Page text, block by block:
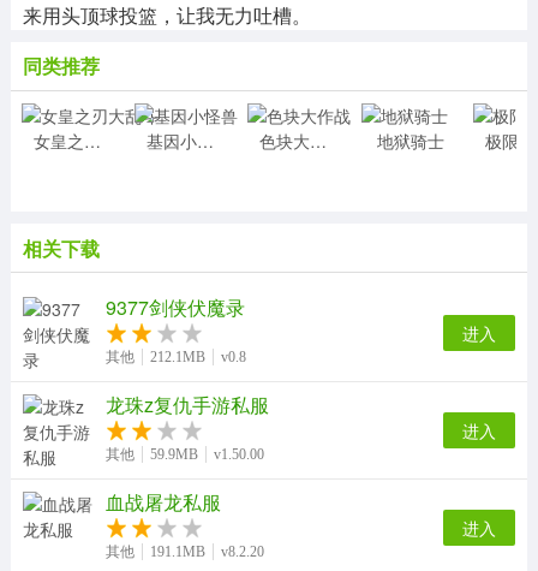
来用头顶球投篮，让我无力吐槽。
同类推荐
女皇之刃大乱斗 基因小怪兽 色块大作战 地狱骑士
相关下载
9377剑侠伏魔录
其他 212.1MB v0.8
进入
龙珠z复仇手游私服
其他 59.9MB v1.50.00
进入
血战屠龙私服
其他 191.1MB v8.2.20
进入